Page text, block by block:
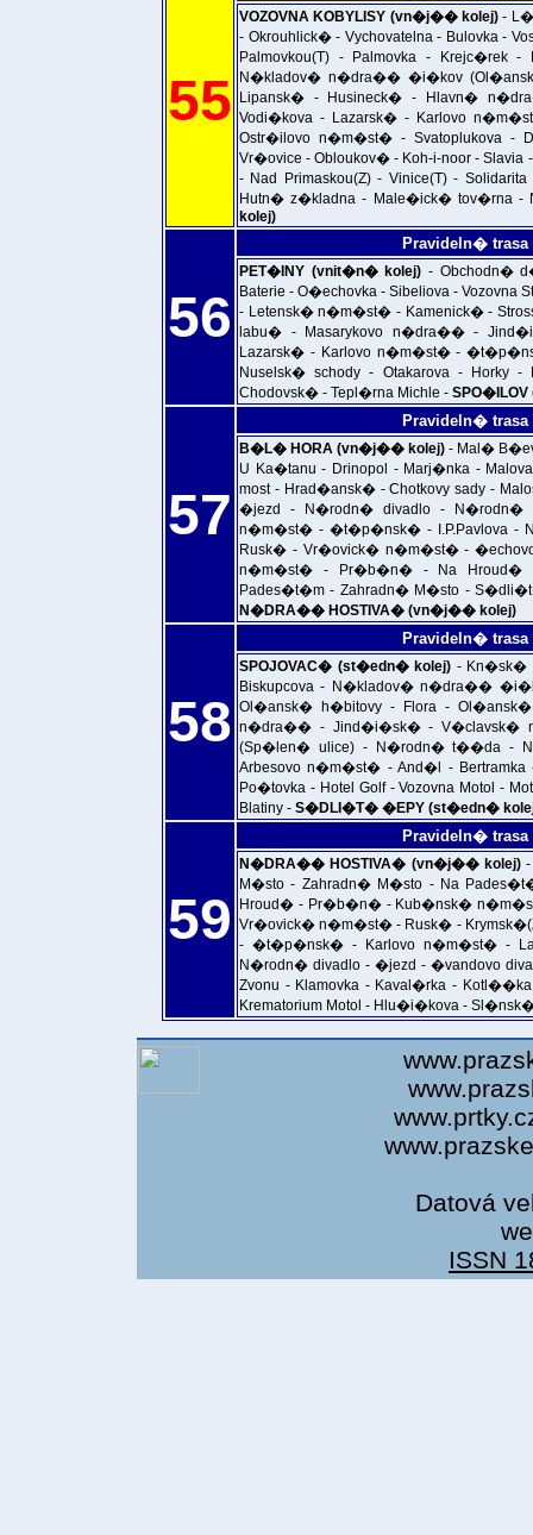
55
VOZOVNA KOBYLISY (vn�j�� kolej) -
- Okrouhlick� - Vychovatelna - Bulovka -
Palmovkou(T) - Palmovka -
N�kladov� n�dra�� �i�kov
Lipansk� - Husineck� - Hlavn�
Vodi�kova - Lazarsk� - Karlovo
Ostr�ilovo n�m�st� - Svatoplukova -
Vr�ovice - Obloukov� - Koh-i-noor -
- Nad Primaskou(Z) - Vinice(T) -
Hutn� z�kladna - Male�ick� tov�rna -
kolej)
56
Pravideln�
PET�INY (vnit�n� kolej) - Obchodn�
Baterie - O�echovka - Sibeliova -
- Letensk� n�m�st� - Kamenick� -
labu� - Masarykovo n�dra�� -
Lazarsk� - Karlovo n�m�st� -
Nuselsk� schody - Otakarova - Horky
Chodovsk� - Tepl�rna Michle -
57
Pravideln�
B�L� HORA (vn�j�� kolej) - Mal�
U Ka�tanu - Drinopol - Marj�nka -
most - Hrad�ansk� - Chotkovy sady -
�jezd - N�rodn� divadlo - N�rodn�
n�m�st� - �t�p�nsk� - I.P.Pavlova -
Rusk� - Vr�ovick� n�m�st� -
n�m�st� - Pr�b�n� - Na Hroud�
Pades�t�m - Zahradn� M�sto -
N�DRA�� HOSTIVA� (vn�j�� kolej)
58
Pravideln�
SPOJOVAC� (st�edn� kolej) - Kn�sk�
Biskupcova - N�kladov� n�dra��
Ol�ansk� h�bitovy - Flora -
n�dra�� - Jind�i�sk� - V�clavsk�
(Sp�len� ulice) - N�rodn� t��da -
Arbesovo n�m�st� - And�l -
Po�tovka - Hotel Golf - Vozovna Motol -
Blatiny - S�DLI�T� �EPY (st�edn�
59
Pravideln�
N�DRA�� HOSTIVA� (vn�j�� kolej)
M�sto - Zahradn� M�sto - Na
Hroud� - Pr�b�n� - Kub�nsk�
Vr�ovick� n�m�st� - Rusk� -
- �t�p�nsk� - Karlovo n�m�st� -
N�rodn� divadlo - �jezd - �vandovo
Zvonu - Klamovka - Kaval�rka -
Krematorium Motol - Hlu�i�kova -
Datová
ISSN